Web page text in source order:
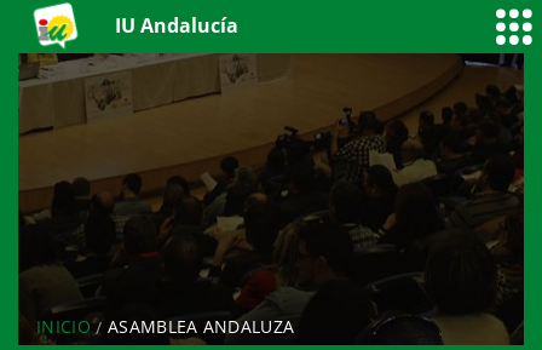
IU Andalucía
INICIO ASAMBLEA ANDALUZA